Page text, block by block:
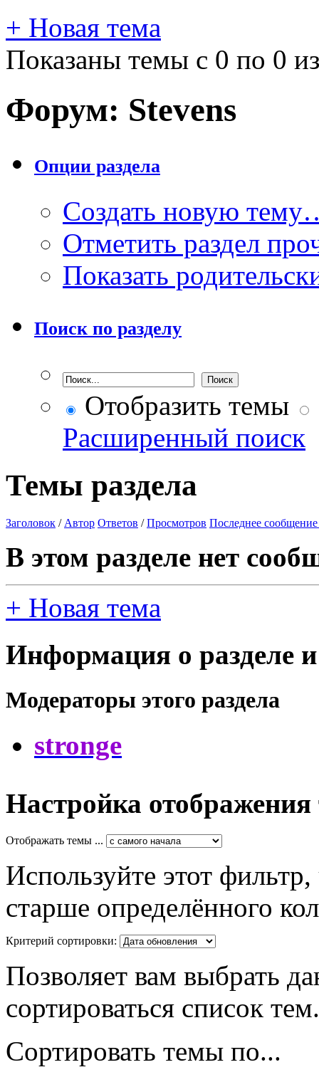
+ Новая тема
Показаны темы с 0 по 0
Форум: Stevens
Опции раздела
Создать новую
Отметить раздел
Показать
Поиск по разделу
Отобразить темы
Расширенный поиск
Темы раздела
Заголовок / Автор Ответов /Просмотров Последнее сообщение
В этом разделе нет
+ Новая тема
Информация о разделе
Модераторы этого раздела
stronge
Настройка отображения
Отображать темы ...
Используйте этот
старше определённого
Критерий сортировки:
Позволяет вам выбрать
сортироваться список тем.
Сортировать темы по...